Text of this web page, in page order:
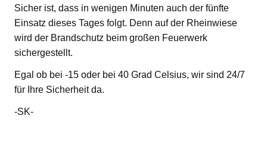
Sicher ist, dass in wenigen Minuten auch der fünfte
Einsatz dieses Tages folgt. Denn auf der Rheinwiese
wird der Brandschutz beim großen Feuerwerk
sichergestellt.
Egal ob bei -15 oder bei 40 Grad Celsius, wir sind 24/7
für Ihre Sicherheit da.
-SK-